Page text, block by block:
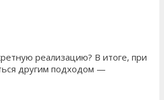
реализацию? В итоге, при
другим подходом —